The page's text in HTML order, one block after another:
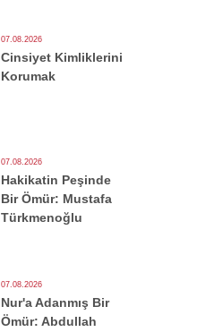
07.08.2026
Cinsiyet Kimliklerini
Korumak
07.08.2026
Hakikatin Peşinde
Bir Ömür: Mustafa
Türkmenoğlu
07.08.2026
Nur'a Adanmış Bir
Ömür: Abdullah